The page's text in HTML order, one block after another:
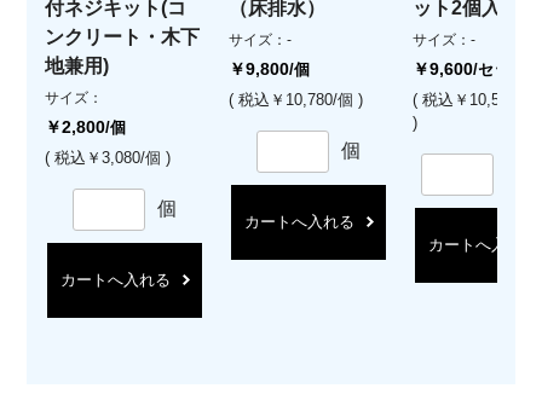
付ネジキット(コ
ンクリート・木下
地兼用)
サイズ：
￥2,800/個
( 税込￥3,080/個 )
個
カートへ入れる
（床排水）
サイズ：-
￥9,800/個
( 税込￥10,780/個 )
個
カートへ入れる
ット2個入)
サイズ：-
￥9,600/セット
( 税込￥10,560/セ
)
カートへ入れる